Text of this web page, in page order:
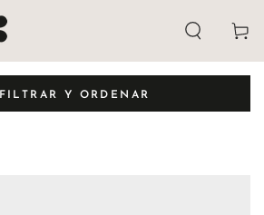
Carrito
FILTRAR Y ORDENAR